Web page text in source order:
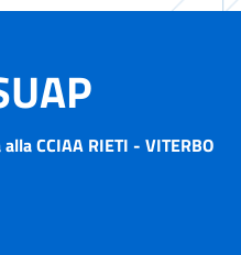
CCIAA RIETI - VITERBO